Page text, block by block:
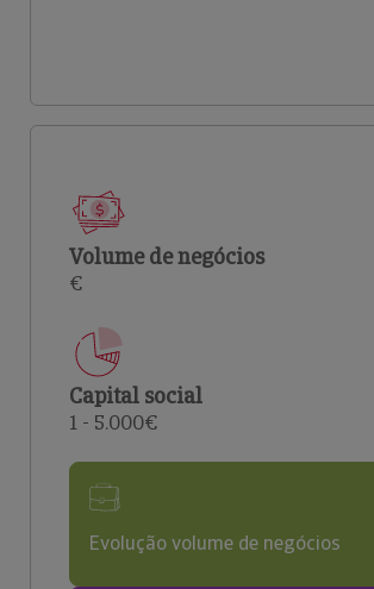
Volume de negócios
€
Capital social
1 - 5.000€
Evolução volume de negócios